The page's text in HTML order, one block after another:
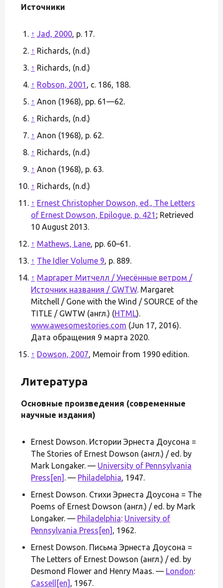
Источники
↑ Jad, 2000, p. 17.
↑ Richards, (n.d.)
↑ Richards, (n.d.)
↑ Robson, 2001 , с. 186, 188.
↑ Anon (1968), pp. 61—62.
↑ Richards, (n.d.)
↑ Anon (1968), p. 62.
↑ Richards, (n.d.)
↑ Anon (1968), p. 63.
↑ Richards, (n.d.)
↑ Ernest Christopher Dowson, ed., The Letters
of Ernest Dowson, Epilogue, p. 421 ; Retrieved
10 August 2013.
↑ Mathews, Lane, pp. 60–61.
↑ The Idler Volume 9, p. 889.
↑ Маргарет Митчелл / Унесённые ветром /
Источник названия / GWTW. Margaret
Mitchell / Gone with the Wind / SOURCE of the
TITLE / GWTW (англ.) (HTML).
www.awesomestories.com (Jun 17, 2016).
Дата обращения 9 марта 2020.
↑ Dowson, 2007, Memoir from 1990 edition.
Литература
Основные произведения (современные
научные издания)
Ernest Dowson. Истории Эрнеста Доусона =
The Stories of Ernest Dowson (англ.) / ed. by
Mark Longaker. — University of Pennsylvania
Press [en] . — Philadelphia, 1947.
Ernest Dowson. Стихи Эрнеста Доусона = The
Poems of Ernest Dowson (англ.) / ed. by Mark
Longaker. — Philadelphia: University of
Pennsylvania Press [en] , 1962.
Ernest Dowson. Письма Эрнеста Доусона =
The Letters of Ernest Dowson (англ.) / ed. by
Desmond Flower and Henry Maas. — London:
Cassell[en] , 1967.